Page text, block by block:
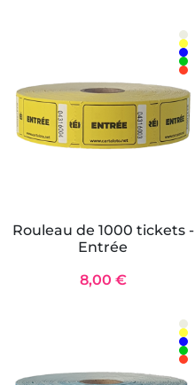
Rouleau de 1000 tickets -
Entrée
8,00 €